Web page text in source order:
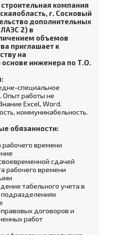
компания
г. Сосновый
дополнительных
2) в
объемов
приглашает к
на
основе инженера по Т.О.
специальное
Опыт работы не
Excel, Word.
коммуникабельность.
обязанности:
рабочего времени
сдачей
рабочего времени
табельного учета в
договоров и
работ